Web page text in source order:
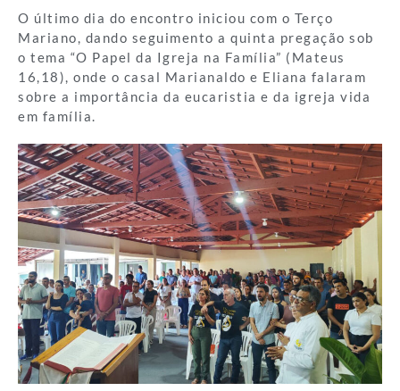
O último dia do encontro iniciou com o Terço
Mariano, dando seguimento a quinta pregação sob
o tema “O Papel da Igreja na Família” (Mateus
16,18), onde o casal Marianaldo e Eliana falaram
sobre a importância da eucaristia e da igreja vida
em família.